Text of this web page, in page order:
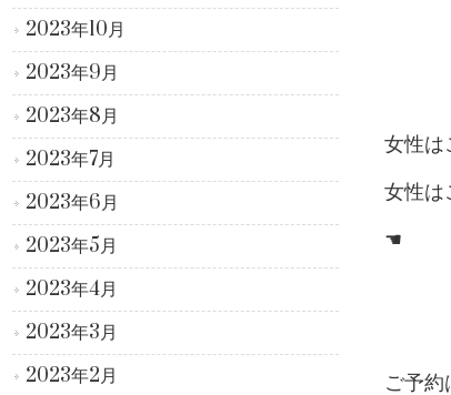
女性は
女性は
☚
ご予約
2023年10月
2023年9月
2023年8月
2023年7月
2023年6月
2023年5月
2023年4月
2023年3月
2023年2月